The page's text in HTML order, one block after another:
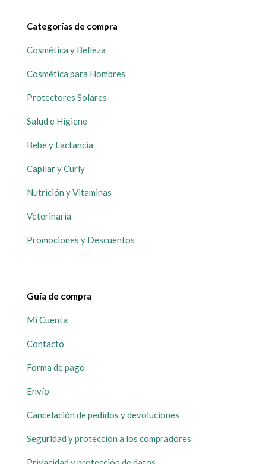
Categorías de compra
Cosmética y Belleza
Cosmética para Hombres
Protectores Solares
Salud e Higiene
Bebé y Lactancia
Capilar y Curly
Nutrición y Vitaminas
Veterinaria
Promociones y Descuentos
Guía de compra
Mi Cuenta
Contacto
Forma de pago
Envío
Cancelación de pedidos y devoluciones
Seguridad y protección a los compradores